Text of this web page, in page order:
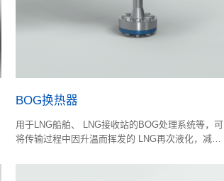
BOG换热器
用于LNG船舶、 LNG接收站的BOG处理系统等，可
将传输过程中因升温而挥发的 LNG再次液化，减少